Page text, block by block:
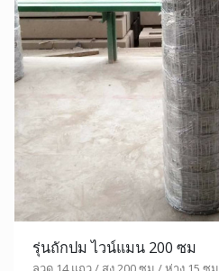
รุ่นถักปม ไวน์แมน 200 ซม